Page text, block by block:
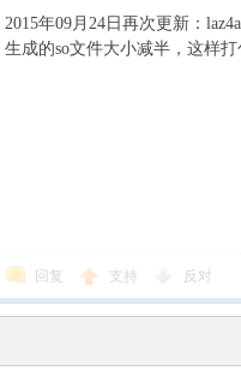
2015年09月24日再次更新：
生成的so文件大小减半，这样
回复 支持 反对